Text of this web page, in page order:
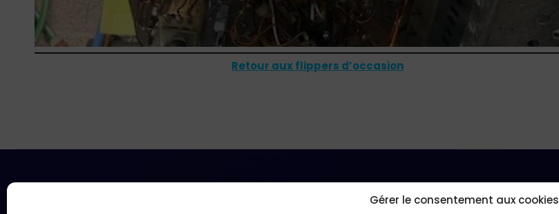
Gérer le consentement aux cookies
Retour aux flippers d’occasion